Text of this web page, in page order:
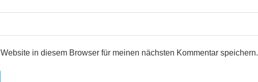
in diesem Browser für meinen nächsten Kommentar speichern.